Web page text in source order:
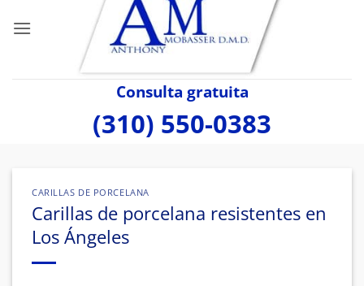
Consulta gratuita
(310) 550-0383
CARILLAS DE PORCELANA
Carillas de porcelana resistentes en
Los Ángeles